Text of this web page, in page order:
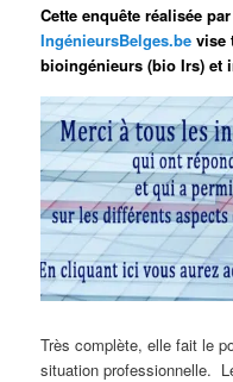
Cette enquête réalisée
IngénieursBelges.be vise
bioingénieurs (bio Irs) et
Très complète, elle fait le
situation professionnelle.